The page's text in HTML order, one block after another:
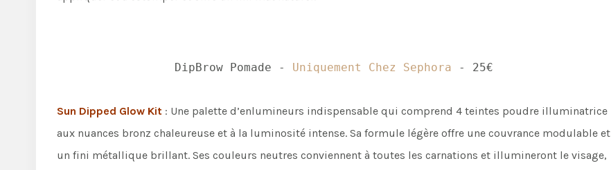
DipBrow Pomade - Uniquement Chez Sephora - 25€
Sun Dipped Glow Kit : Une palette d’enlumineurs indispensable qui comprend 4 teintes poudre illuminatrice
aux nuances bronz chaleureuse et à la luminosité intense. Sa formule légère offre une couvrance modulable et
un fini métallique brillant. Ses couleurs neutres conviennent à toutes les carnations et illumineront le visage,